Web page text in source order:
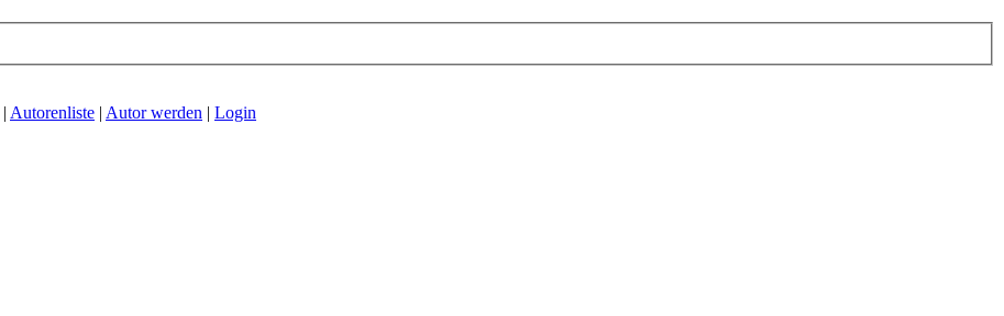
Autorenliste Autor werden
Login